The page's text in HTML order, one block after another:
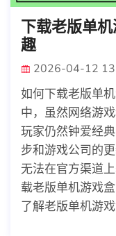
下载老版单
趣
2026-04-12
如何下载老版单
中，虽然网络游
玩家仍然钟爱经
步和游戏公司的
无法在官方渠道
载老版单机游戏
了解老版单机游